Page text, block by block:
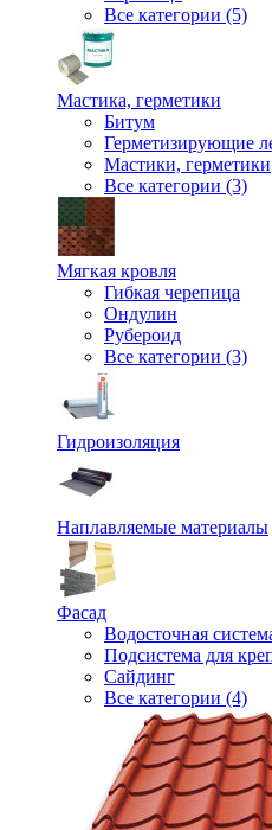
Все категории (5)
Мастика, герметики
Битум
Герметизирующие
Мастики, герметики
Все категории (3)
Мягкая кровля
Гибкая черепица
Ондулин
Рубероид
Все категории (3)
Гидроизоляция
Наплавляемые материалы
Фасад
Водосточная
Подсистема для
Сайдинг
Все категории (4)